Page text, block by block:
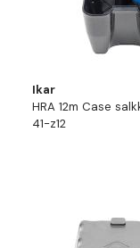
Ikar
HRA 12m Case
41-z12